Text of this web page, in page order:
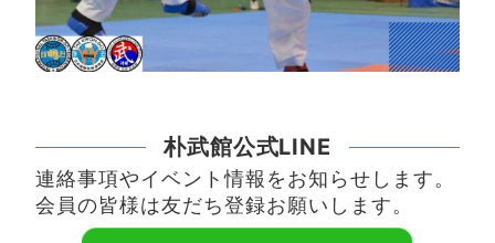
朴武館公式LINE
連絡事項やイベント情報をお知らせします。
会員の皆様は友だち登録お願いします。